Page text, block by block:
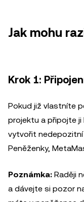
Jak mohu
Krok 1:
Pokud již vlastníte
projektu a připojte ji
vytvořit nedepozitní
Peněženky,
Poznámka: Raději
a dávejte si pozor